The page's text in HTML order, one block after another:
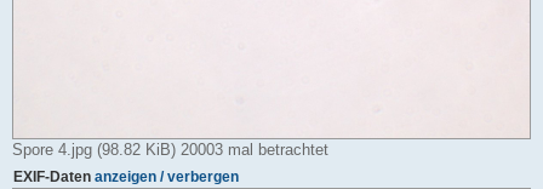
Spore 4.jpg (98.82 KiB) 20003 mal betrachtet
EXIF-Daten anzeigen / verbergen